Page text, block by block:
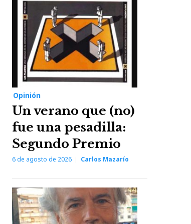
Opinión
Un verano que (no)
fue una pesadilla:
Segundo Premio
6 de agosto de 2026 Carlos Mazarío